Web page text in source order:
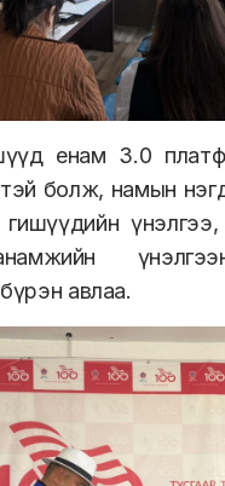
енам 3.0
болж, намын
гишүүдийн
авлаа.